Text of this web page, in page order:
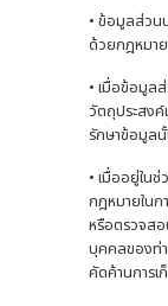
• ข้อมูลส่วน
ด้วยกฎหมาย
• เมื่อข้อมูล
วัตถุประสงค์
รักษาข้อมูล
• เมื่ออยู่ใน
กฎหมายในก
หรือตรวจสอ
บุคคลของท่า
คัดค้านการ